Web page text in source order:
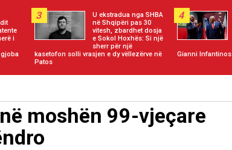
i
gjoba
3
U ekstradua nga SHBA
në Shqipëri pas 30
vitesh, zbardhet dosja
e Sokol Hoxhës: Si një
sherr për një
kasetofon solli vrasjen e dy vëllezërve në
Patos
4
Gianni Infantinos
moshën 99-vjeçare